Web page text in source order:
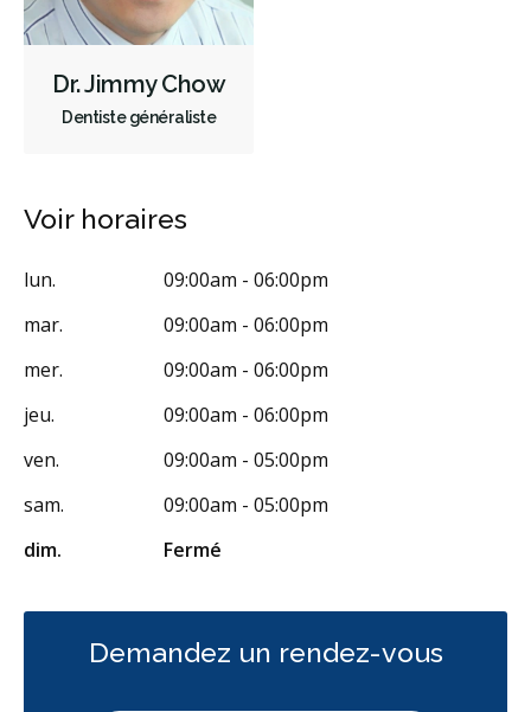
Dr. Jimmy Chow
Dentiste généraliste
Voir horaires
lun.
09:00am - 06:00pm
mar.
09:00am - 06:00pm
mer.
09:00am - 06:00pm
jeu.
09:00am - 06:00pm
ven.
09:00am - 05:00pm
sam.
09:00am - 05:00pm
dim.
Fermé
Demandez un rendez-vous